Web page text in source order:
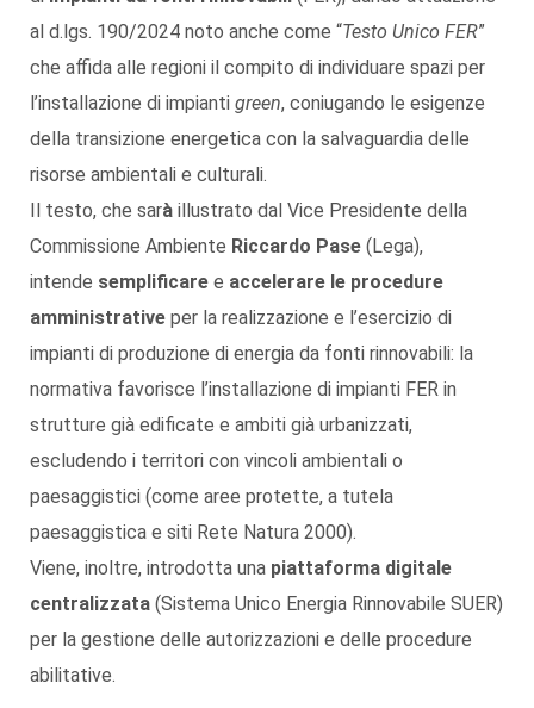
al d.lgs. 190/2024 noto anche come “Testo Unico FER”
che affida alle regioni il compito di individuare spazi per
l’installazione di impianti green, coniugando le esigenze
della transizione energetica con la salvaguardia delle
risorse ambientali e culturali.
Il testo, che sarà illustrato dal Vice Presidente della
Commissione Ambiente Riccardo Pase (Lega),
intende semplificare e accelerare le procedure
amministrative per la realizzazione e l’esercizio di
impianti di produzione di energia da fonti rinnovabili: la
normativa favorisce l’installazione di impianti FER in
strutture già edificate e ambiti già urbanizzati,
escludendo i territori con vincoli ambientali o
paesaggistici (come aree protette, a tutela
paesaggistica e siti Rete Natura 2000).
Viene, inoltre, introdotta una piattaforma digitale
centralizzata (Sistema Unico Energia Rinnovabile SUER)
per la gestione delle autorizzazioni e delle procedure
abilitative.